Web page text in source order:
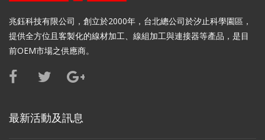
兆鈺科技有限公司，創立於2000年，台北總公司於汐止科學園區，
提供全方位且客製化的線材加工、線組加工與連接器等產品，是目
前OEM市場之供應商。
最新活動及訊息